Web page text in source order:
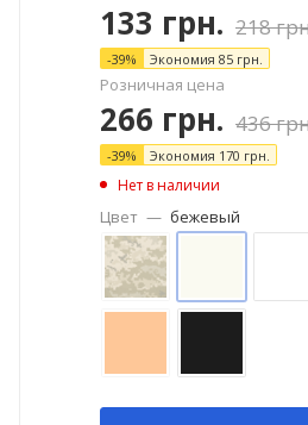
133 грн. 218
-39% Экономия 85 грн.
Розничная цена
266 грн. 436
-39% Экономия 170 грн.
Нет в наличии
Цвет — бежевый